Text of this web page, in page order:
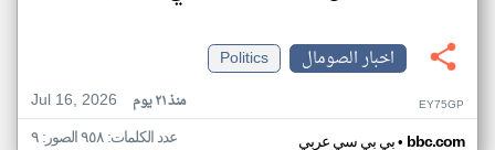
اخبار الصومال
Politics
Jul 16, 2026
منذ ٢١ يوم EY75GP
بي بي سي عربي• bbc.com عدد الكلمات: ٩٥٨ الصور: ٩